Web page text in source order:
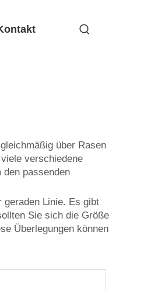
über Rasen
verschiedene
passenden
geraden Linie. Es gibt
Sie sich die Größe
Überlegungen können